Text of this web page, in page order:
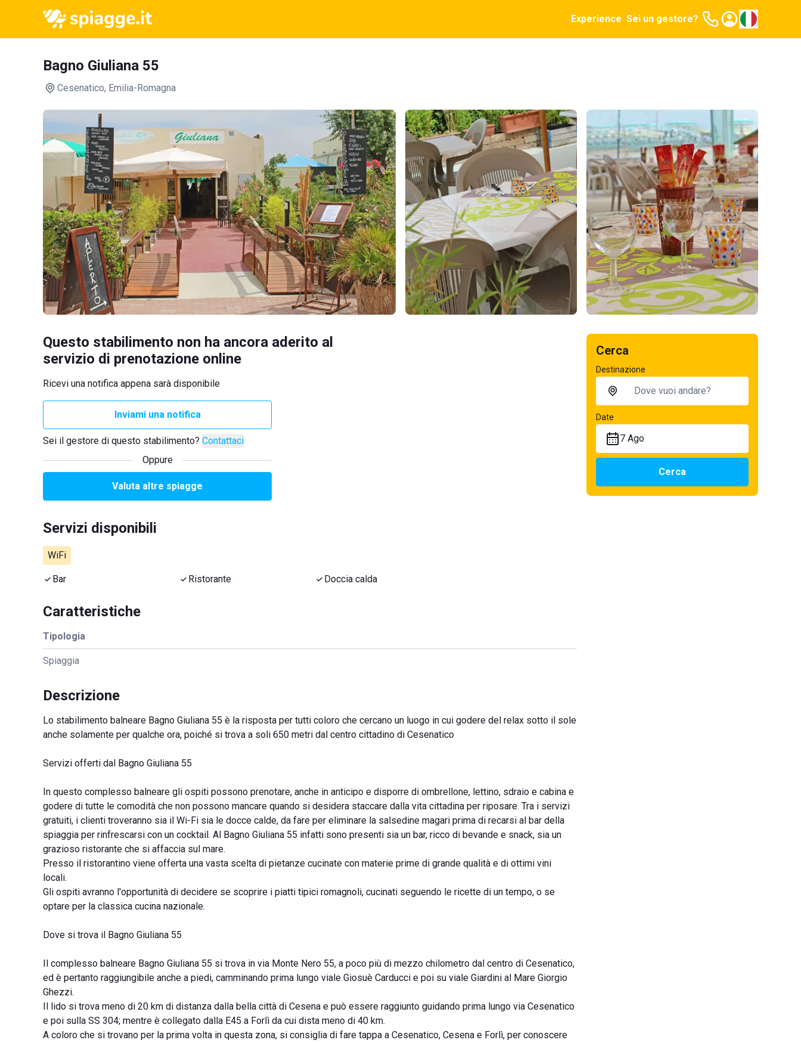
Experience Sei un gestore?
Bagno Giuliana 55
Cesenatico, Emilia-Romagna
Questo stabilimento non ha ancora aderito al
servizio di prenotazione online
Ricevi una notifica appena sarà disponibile
Inviami una notifica
Sei il gestore di questo stabilimento? Contattaci
Oppure
Valuta altre spiagge
Servizi disponibili
WiFi
Bar Ristorante Doccia calda
Caratteristiche
Tipologia
Spiaggia
Descrizione
Lo stabilimento balneare Bagno Giuliana 55 è la risposta per tutti coloro che cercano un luogo in cui godere del relax sotto il sole
anche solamente per qualche ora, poiché si trova a soli 650 metri dal centro cittadino di Cesenatico
Servizi offerti dal Bagno Giuliana 55
In questo complesso balneare gli ospiti possono prenotare, anche in anticipo e disporre di ombrellone, lettino, sdraio e cabina e
godere di tutte le comodità che non possono mancare quando si desidera staccare dalla vita cittadina per riposare. Tra i servizi
gratuiti, i clienti troveranno sia il Wi-Fi sia le docce calde, da fare per eliminare la salsedine magari prima di recarsi al bar della
spiaggia per rinfrescarsi con un cocktail. Al Bagno Giuliana 55 infatti sono presenti sia un bar, ricco di bevande e snack, sia un
grazioso ristorante che si affaccia sul mare.
Presso il ristorantino viene offerta una vasta scelta di pietanze cucinate con materie prime di grande qualità e di ottimi vini
locali.
Gli ospiti avranno l'opportunità di decidere se scoprire i piatti tipici romagnoli, cucinati seguendo le ricette di un tempo, o se
optare per la classica cucina nazionale.
Dove si trova il Bagno Giuliana 55
Il complesso balneare Bagno Giuliana 55 si trova in via Monte Nero 55, a poco più di mezzo chilometro dal centro di Cesenatico,
ed è pertanto raggiungibile anche a piedi, camminando prima lungo viale Giosuè Carducci e poi su viale Giardini al Mare Giorgio
Ghezzi.
Il lido si trova meno di 20 km di distanza dalla bella città di Cesena e può essere raggiunto guidando prima lungo via Cesenatico
e poi sulla SS 304; mentre è collegato dalla E45 a Forlì da cui dista meno di 40 km.
A coloro che si trovano per la prima volta in questa zona, si consiglia di fare tappa a Cesenatico, Cesena e Forlì, per conoscere
Cerca
Destinazione
Date
7 Ago
Cerca